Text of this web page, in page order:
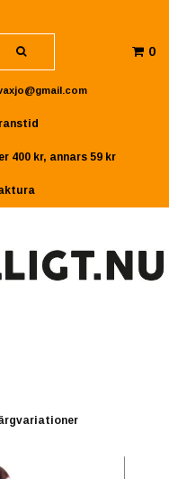
0
400 kr, annars 59 kr